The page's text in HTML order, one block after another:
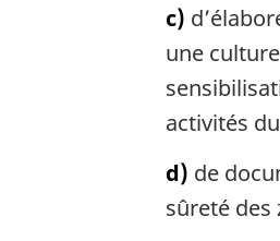
c)
une
activités
d) de
sûreté des